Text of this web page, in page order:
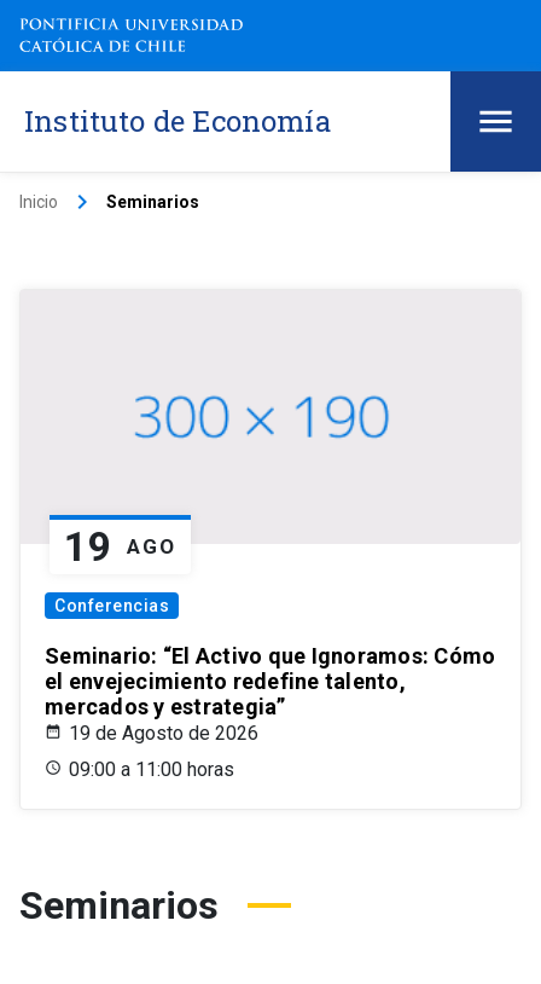
Instituto de Economía
Inicio keyboard_arrow_right Seminarios
19 AGO
Conferencias
Seminario: “El Activo que Ignoramos: Cómo
el envejecimiento redefine talento,
mercados y estrategia”
19 de Agosto de 2026
09:00 a 11:00 horas
Seminarios